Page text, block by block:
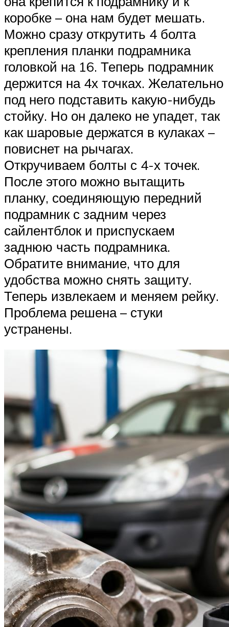
коробке – она нам будет мешать.
Можно сразу открутить 4 болта
крепления планки подрамника
головкой на 16. Теперь подрамник
держится на 4х точках. Желательно
под него подставить какую-нибудь
стойку. Но он далеко не упадет, так
как шаровые держатся в кулаках –
повиснет на рычагах.
Откручиваем болты с 4-х точек.
После этого можно вытащить
планку, соединяющую передний
подрамник с задним через
сайлентблок и приспускаем
заднюю часть подрамника.
Обратите внимание, что для
удобства можно снять защиту.
Теперь извлекаем и меняем рейку.
Проблема решена – стуки
устранены.